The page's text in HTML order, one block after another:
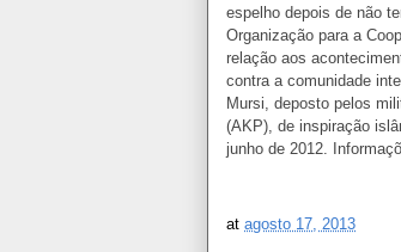
espelho depois de não
Organização para a
relação aos
contra a comunidade
Mursi, deposto pelos
(AKP), de inspiração
junho de 2012.
at agosto 17, 2013